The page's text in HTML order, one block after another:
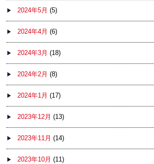
2024年5月 (5)
2024年4月 (6)
2024年3月 (18)
2024年2月 (8)
2024年1月 (17)
2023年12月 (13)
2023年11月 (14)
2023年10月 (11)